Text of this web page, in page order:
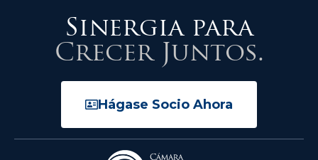
Sinergia para
Crecer Juntos.
Hágase Socio Ahora